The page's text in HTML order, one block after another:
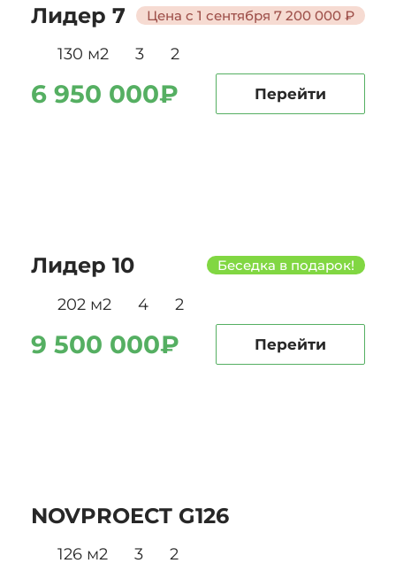
Лидер 7 Цена с 1 сентября 7 200 000 ₽
130 м2 3 2
6 950 000₽ Перейти
Лидер 10 Беседка в подарок!
202 м2 4 2
9 500 000₽ Перейти
NOVPROECT G126
126 м2 3 2